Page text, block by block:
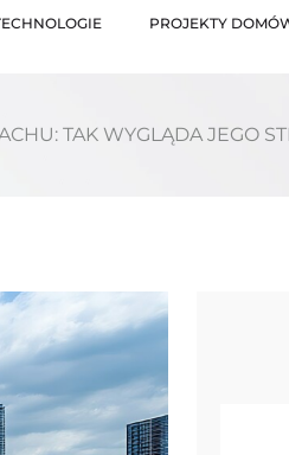
PROJEKTY
TAK WYGLĄDA JEGO